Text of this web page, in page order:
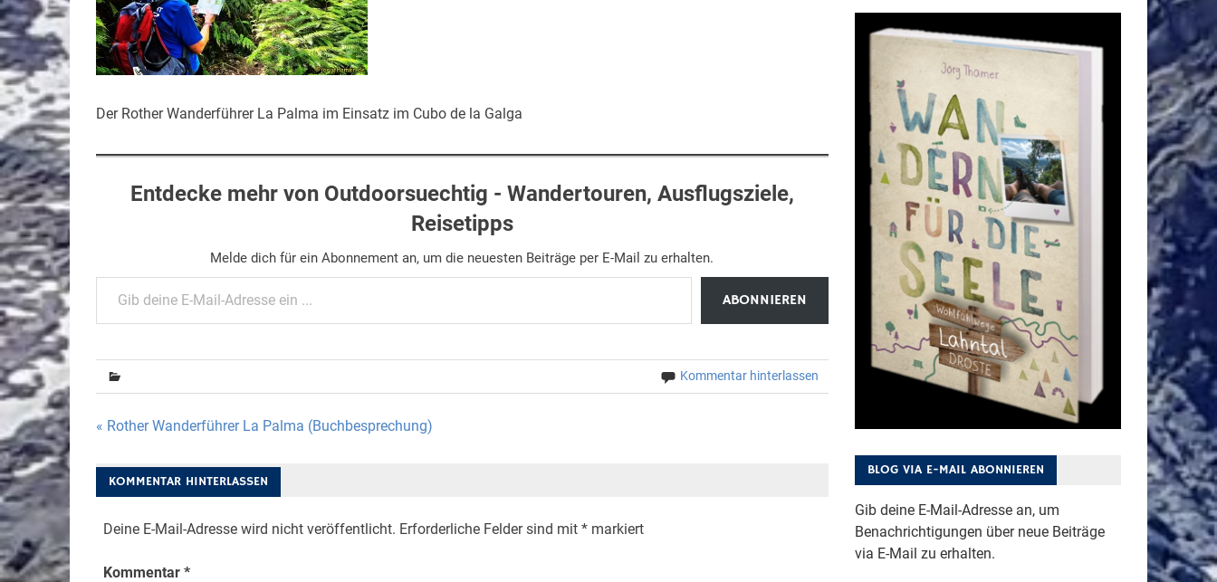
Der Rother Wanderführer La Palma im Einsatz im Cubo de la Galga
Entdecke mehr von Outdoorsuechtig - Wandertouren, Ausflugsziele,
Reisetipps
Melde dich für ein Abonnement an, um die neuesten Beiträge per E-Mail zu erhalten.
Gib deine E-Mail-Adresse ein ...
ABONNIEREN
Kommentar hinterlassen
Beitragsnavigation
« Rother Wanderführer La Palma (Buchbesprechung)
KOMMENTAR HINTERLASSEN
Deine E-Mail-Adresse wird nicht veröffentlicht. Erforderliche Felder sind mit *markiert
Kommentar *
BLOG VIA E-MAIL ABONNIEREN
Gib deine E-Mail-Adresse an, um
Benachrichtigungen über neue Beiträge
via E-Mail zu erhalten.